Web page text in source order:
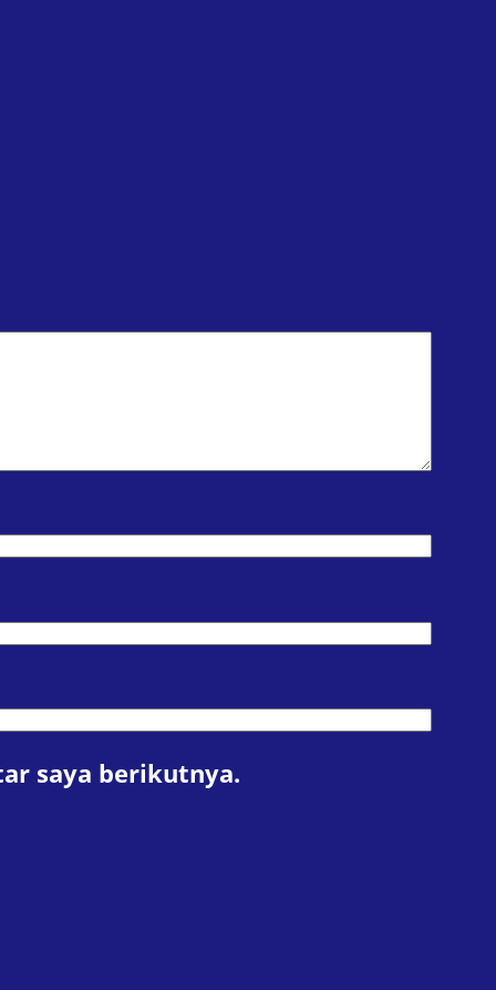
saya berikutnya.